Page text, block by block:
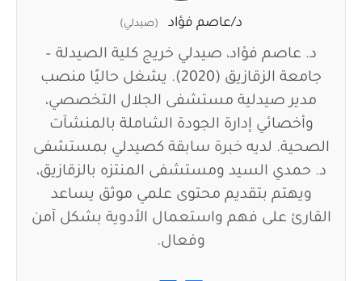
د/عاصم فؤاد (صيدلي)
د. عاصم فؤاد، صيدلي خريج كلية الصيدلة –
جامعة الزقازيق (2020). يشغل حاليًا منصب
مدير صيدلية مستشفى الجلال التخصصي،
وأخصائي إدارة الجودة الشاملة بالمنشآت
الصحية. لديه خبرة سابقة كصيدلي بمستشفى
د. حمدي السيد ومستشفى المنتزه بالزقازيق،
ويهتم بتقديم محتوى علمي موثق يساعد
القارئ على فهم واستعمال الأدوية بشكل آمن
وفعال.